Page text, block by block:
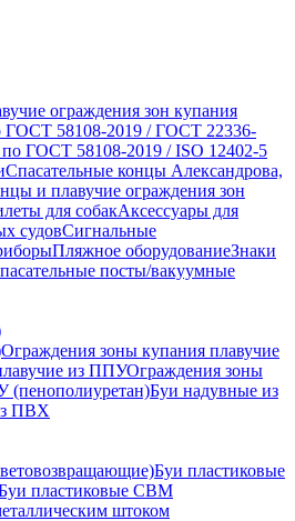
ограждения зон купания
ГОСТ 58108-2019 / ГОСТ 22336-
ГОСТ 58108-2019 / ISO 12402-5
Спасательные концы Александрова,
и плавучие ограждения зон
для собакАксессуары для
судовСигнальные
Пляжное оборудованиеЗнаки
посты/вакуумные
Ограждения зоны купания плавучие
из ППУОграждения зоны
(пенополиуретан)Буи надувные из
ПВХ
Буи пластиковые
пластиковые СВМ
штоком